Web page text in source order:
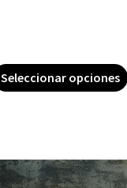
Seleccionar opciones